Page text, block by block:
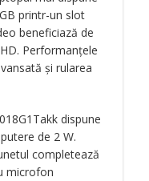
printr-un slot
beneficiază de
Performanțele
și rularea
dispune
de 2 W.
completează
microfon